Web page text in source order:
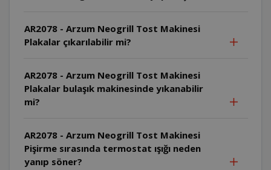
AR2078 - Arzum Neogrill Tost Makinesi
Plakalar çıkarılabilir mi?
AR2078 - Arzum Neogrill Tost Makinesi
Plakalar bulaşık makinesinde yıkanabilir
mi?
AR2078 - Arzum Neogrill Tost Makinesi
Pişirme sırasında termostat ışığı neden
yanıp söner?